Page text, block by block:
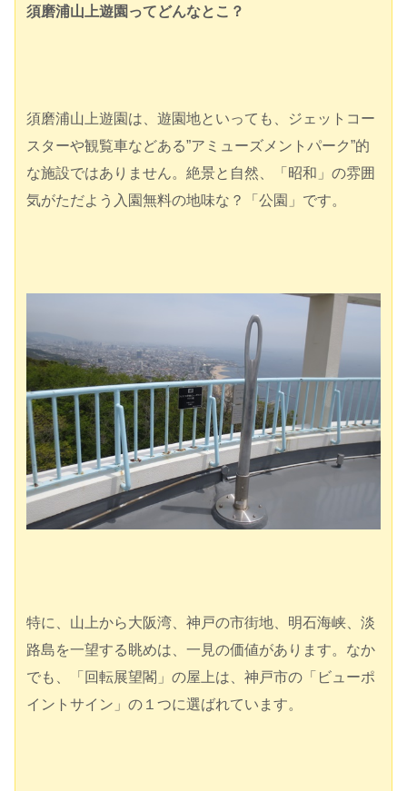
須磨浦山上遊園ってどんなとこ？
須磨浦山上遊園は、遊園地といっても、ジェットコー
スターや観覧車などある”アミューズメントパーク”的
な施設ではありません。絶景と自然、「昭和」の雰囲
気がただよう入園無料の地味な？「公園」です。
特に、山上から大阪湾、神戸の市街地、明石海峡、淡
路島を一望する眺めは、一見の価値があります。なか
でも、「回転展望閣」の屋上は、神戸市の「ビューポ
イントサイン」の１つに選ばれています。